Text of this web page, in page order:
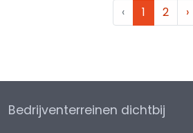
‹ 1 2 ›
Bedrijventerreinen dichtbij